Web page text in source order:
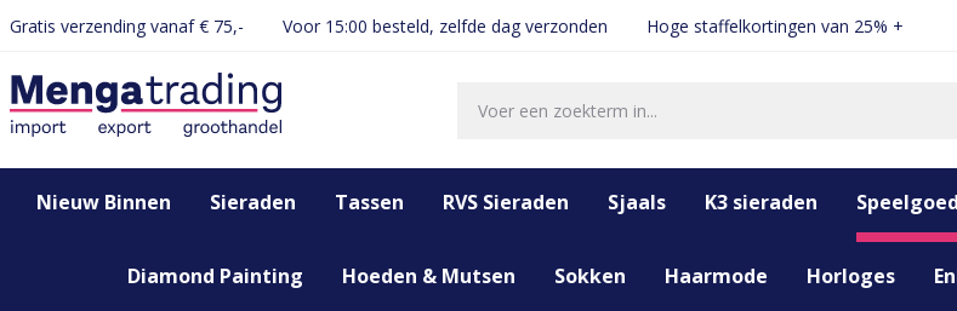
Ga naar de hoofdnavigatie
Gratis verzending vanaf € 75,- Voor 15:00 besteld, zelfde dag verzonden Hoge staffelkortingen van 25% +
Nieuw Binnen Sieraden Tassen RVS Sieraden Sjaals K3 sieraden Speelgoed
Diamond Painting Hoeden & Mutsen Sokken Haarmode Horloges